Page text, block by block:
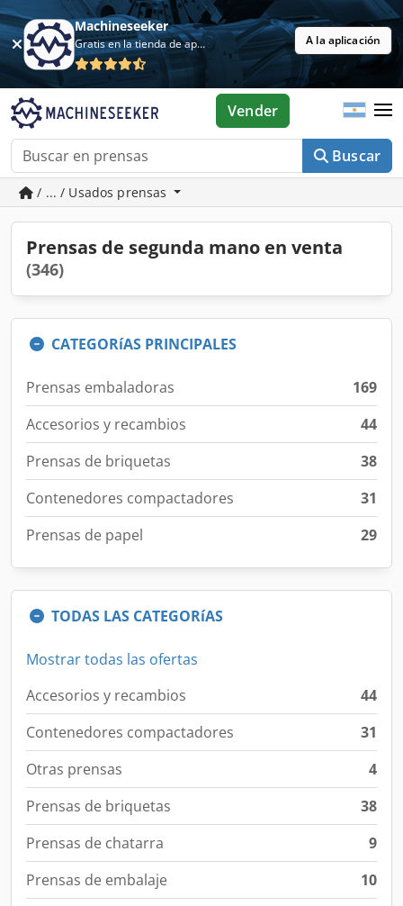
Machineseeker
Gratis en la tienda de aplicaciones A la aplicación
Buscar
Vender
/ ... / Usados prensas
Prensas de segunda mano en venta
(346)
CATEGORíAS PRINCIPALES
Prensas embaladoras
169
Accesorios y recambios
44
Prensas de briquetas
38
Contenedores compactadores
31
Prensas de papel
29
TODAS LAS CATEGORíAS
Mostrar todas las ofertas
Accesorios y recambios
44
Contenedores compactadores
31
Otras prensas
4
Prensas de briquetas
38
Prensas de chatarra
9
Prensas de embalaje
10